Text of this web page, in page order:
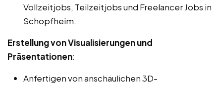
Vollzeitjobs, Teilzeitjobs und Freelancer Jobs in
Schopfheim.
Erstellung von Visualisierungen und
Präsentationen:
Anfertigen von anschaulichen 3D-